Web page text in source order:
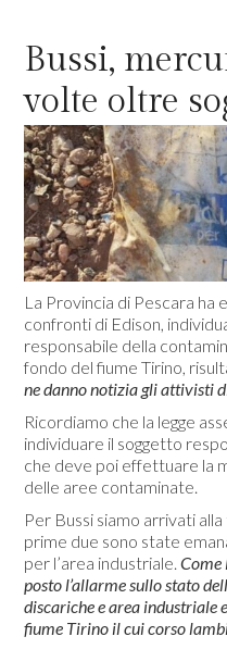
Bussi,
volte oltre
La Provincia di Pescara ha
confronti di Edison,
responsabile della
fondo del fiume Tirino,
ne danno notizia gli attivisti
Ricordiamo che la legge
individuare il soggetto
che deve poi effettuare la
delle aree contaminate.
Per Bussi siamo arrivati
prime due sono state
per l’area industriale.Come
posto l’allarme sullo stato
discariche e area industriale
fiume Tirino il cui corso